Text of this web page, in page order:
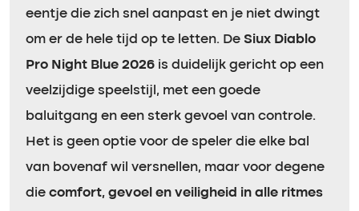
eentje die zich snel aanpast en je niet dwingt
om er de hele tijd op te letten. De Siux Diablo
Pro Night Blue 2026 is duidelijk gericht op een
veelzijdige speelstijl, met een goede
baluitgang en een sterk gevoel van controle.
Het is geen optie voor de speler die elke bal
van bovenaf wil versnellen, maar voor degene
die comfort, gevoel en veiligheid in alle ritmes